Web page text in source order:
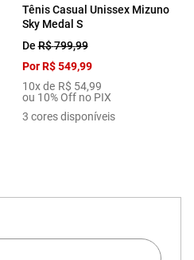
Tênis Casual Unissex Mizuno
Sky Medal S
DeR$799,99
PorR$ 549,99
10x de R$ 54,99
ou 10% Off no PIX
3 cores disponíveis